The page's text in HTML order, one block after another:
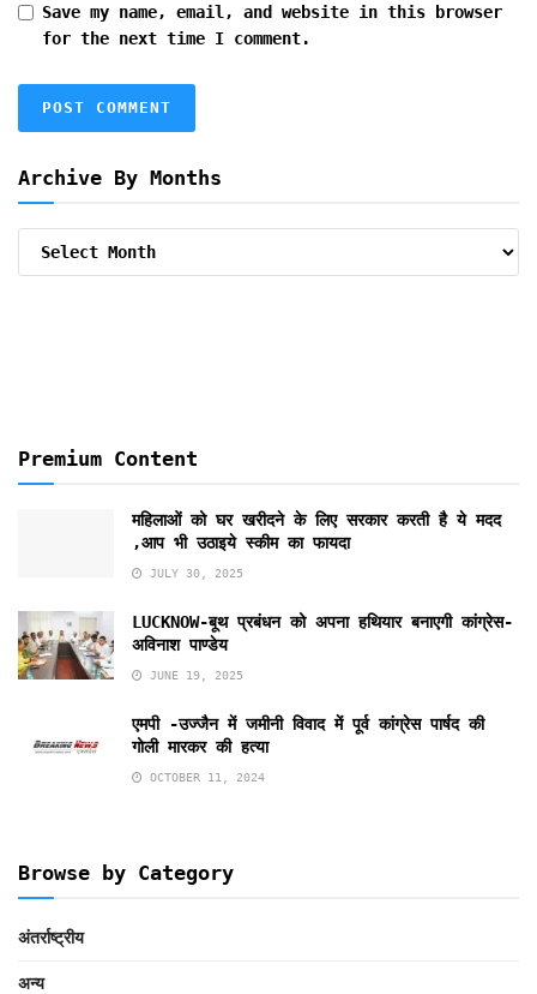
Save my name, email, and website in this browser
for the next time I comment.
Archive By Months
Premium Content
महिलाओं को घर खरीदने के लिए सरकार करती है ये मदद
,आप भी उठाइये स्कीम का फायदा
JULY 30, 2025
LUCKNOW-बूथ प्रबंधन को अपना हथियार बनाएगी कांग्रेस-
अविनाश पाण्डेय
JUNE 19, 2025
एमपी -उज्जैन में जमीनी विवाद में पूर्व कांग्रेस पार्षद की
गोली मारकर की हत्या
OCTOBER 11, 2024
Browse by Category
अंतर्राष्ट्रीय
अन्य